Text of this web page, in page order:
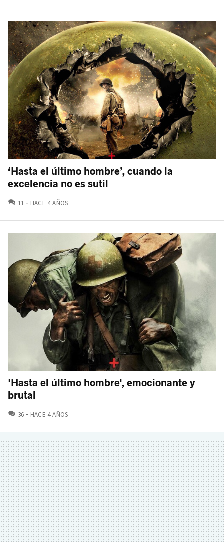
‘Hasta el último hombre’, cuando la
excelencia no es sutil
11 COMENTARIOS
HACE 4 AÑOS
'Hasta el último hombre', emocionante y
brutal
36 COMENTARIOS
HACE 4 AÑOS